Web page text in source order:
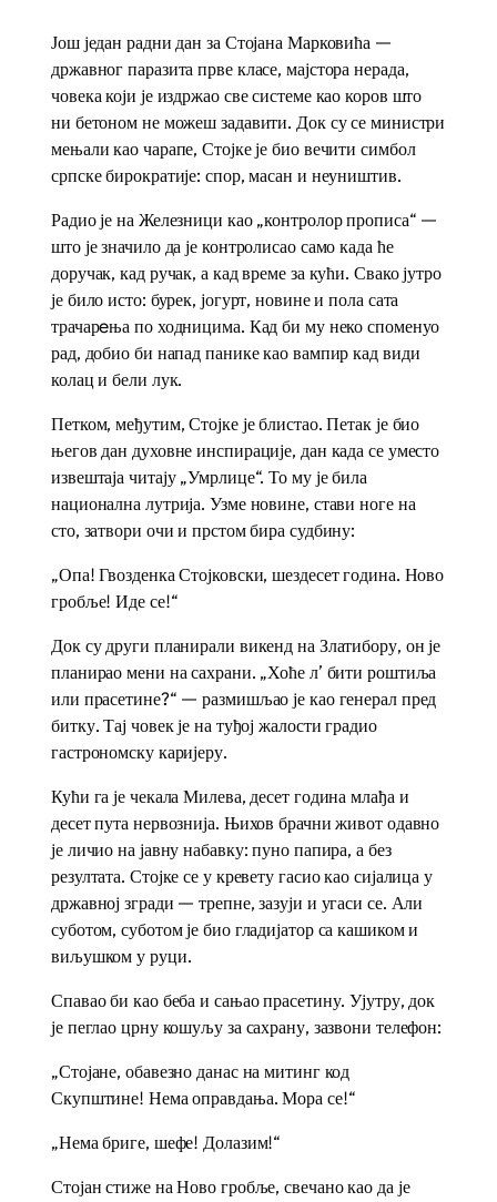
Још један радни дан за Стојана Марковића —
државног паразита прве класе, мајстора нерада,
човека који је издржао све системе као коров што
ни бетоном не можеш задавити. Док су се министри
мењали као чарапе, Стојке је био вечити симбол
српске бирократије: спор, масан и неуништив.
Радио је на Железници као „контролор прописа“ —
што је значило да је контролисао само када ће
доручак, кад ручак, а кад време за кући. Свако јутро
је било исто: бурек, јогурт, новине и пола сата
трачарeња по ходницима. Кад би му неко споменуо
рад, добио би напад панике као вампир кад види
колац и бели лук.
Петком, међутим, Стојке је блистао. Петак је био
његов дан духовне инспирације, дан када се уместо
извештаја читају „Умрлице“. То му је била
национална лутрија. Узме новине, стави ноге на
сто, затвори очи и прстом бира судбину:
„Опа! Гвозденка Стојковски, шездесет година. Ново
гробље! Иде се!“
Док су други планирали викенд на Златибору, он је
планирао мени на сахрани. „Хоће л’ бити роштиља
или прасетине?“ — размишљао је као генерал пред
битку. Тај човек је на туђој жалости градио
гастрономску каријеру.
Кући га је чекала Милева, десет година млађа и
десет пута нервознија. Њихов брачни живот одавно
је личио на јавну набавку: пуно папира, а без
резултата. Стојке се у кревету гасио као сијалица у
државној згради — трепне, зазуји и угаси се. Али
суботом, суботом је био гладијатор са кашиком и
виљушком у руци.
Спавао би као беба и сањао прасетину. Ујутру, док
је пеглао црну кошуљу за сахрану, зазвони телефон:
„Стојане, обавезно данас на митинг код
Скупштине! Нема оправдања. Мора се!“
„Нема бриге, шефе! Долазим!“
Стојан стиже на Ново гробље, свечано као да је